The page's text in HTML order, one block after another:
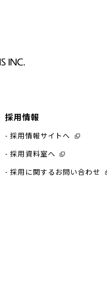
採用情報
採用情報サイトへ
採用資料室へ
採用に関するお問い合わせ